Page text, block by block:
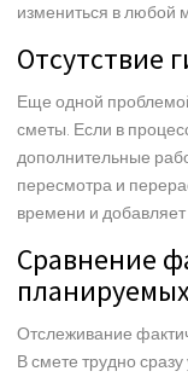
измениться в любой
Отсутствие
Еще одной
сметы. Если в
дополнительные
пересмотра и
времени и добавляет
Сравнение
Отслеживание
В смете трудно